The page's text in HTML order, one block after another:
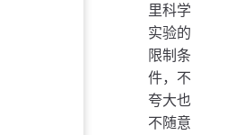
里科学
实验的
限制条
件，不
夸大也
不随意